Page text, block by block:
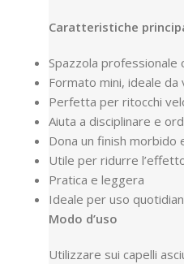
Caratteristiche
Spazzola professionale
Formato mini, ideale
Perfetta per ritocchi
Aiuta a disciplinare e
Dona un finish morbido
Utile per ridurre
Pratica e leggera
Ideale per uso
Modo d’uso
Utilizzare sui capelli